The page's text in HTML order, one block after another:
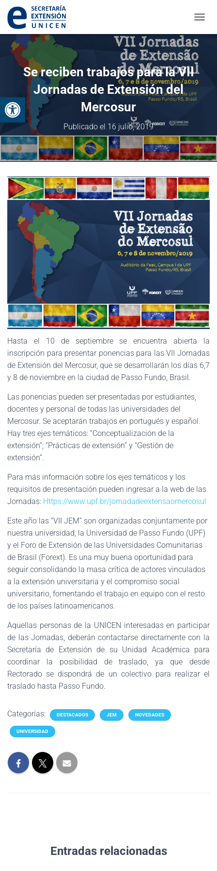
Abrir barra de herramientas
Se reciben trabajos para la VII
Jornadas de Extensión del
Mercosur
Publicado el 16 julio, 2019
Hasta el 10 de septiembre se encuentra abierta la
inscripción para presentar ponencias para las VII Jornadas
de Extensión del Mercosur, que se desarrollarán los días 6,7
y 8 de noviembre en la ciudad de Passo Fundo, Brasil.
Las ponencias pueden ser presentadas por estudiantes,
docentes y personal de todas las universidades del
Mercosur. Se aceptarán trabajos en portugués y español.
Hay tres ejes temáticos: “Conceptualización de la
extensión”; “Prácticas de extensión” y “Gestión de
extensión”.
Para más información sobre los ejes temáticos y los
requisitos de presentación pueden ingresar a la web de las
Jornadas: Https://www.upf.br/jornadadeextensaomercosul
Este año las “VII JEM” son organizadas conjuntamente por
nuestra universidad, la Universidad de Passo Fundo (UPF)
y el Foro de Extensión de las Universidades Comunitarias
de Brasil (Forext). Es una muy buena oportunidad para
seguir consolidando la masa crítica de actores vinculados
a la extensión universitaria y el compromiso social
universitario, fomentando el trabajo en equipo con el resto
de los países latinoamericanos.
Aquellas personas de la UNICEN interesadas en participar
de las Jornadas, deberán contactarse directamente con la
Secretaría de Extensión de su Unidad Académica para
coordinar la posibilidad de traslado, ya que desde
Rectorado se dispondrá de un colectivo para realizar el
traslado hasta Passo Fundo.
Categorías: DESTACADOS JEM NOVEDADES
UNIVERSIDAD
Entradas relacionadas